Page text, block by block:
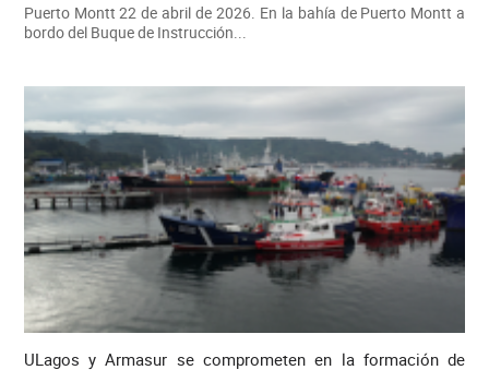
Puerto Montt 22 de abril de 2026. En la bahía de Puerto Montt a
bordo del Buque de Instrucción...
ULagos y Armasur se comprometen en la formación de